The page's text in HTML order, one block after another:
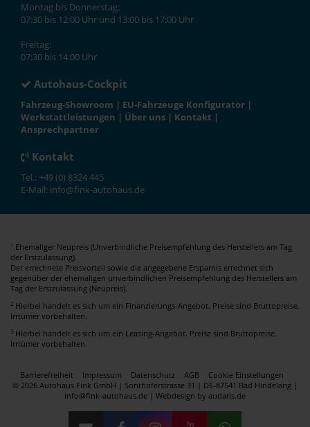
Montag bis Donnerstag:
07:30 bis 12:00 Uhr und 13:00 bis 17:00 Uhr
Freitag:
07:30 bis 14:00 Uhr
Autohaus-Cockpit
Fahrzeug-Showroom | EU-Fahrzeuge Konfigurator |
Werkstattleistungen | Über uns | Kontakt |
Ansprechpartner
Kontakt
Tel.: +49 (0) 8324 445
E-Mail: info@fink-autohaus.de
1 Ehemaliger Neupreis (Unverbindliche Preisempfehlung des Herstellers am Tag
der Erstzulassung).
Der errechnete Preisvorteil sowie die angegebene Ersparnis errechnet sich
gegenüber der ehemaligen unverbindlichen Preisempfehlung des Herstellers am
Tag der Erstzulassung (Neupreis).
2 Hierbei handelt es sich um ein Finanzierungs-Angebot. Preise sind Bruttopreise.
Irrtümer vorbehalten.
3 Hierbei handelt es sich um ein Leasing-Angebot. Preise sind Bruttopreise.
Irrtümer vorbehalten.
Barrierefreiheit Impressum Datenschutz AGB
Cookie Einstellungen
© 2026 Autohaus Fink GmbH | Sonthoferstrasse 31 | DE-87541 Bad Hindelang |
info@fink-autohaus.de | Webdesign by audaris.de